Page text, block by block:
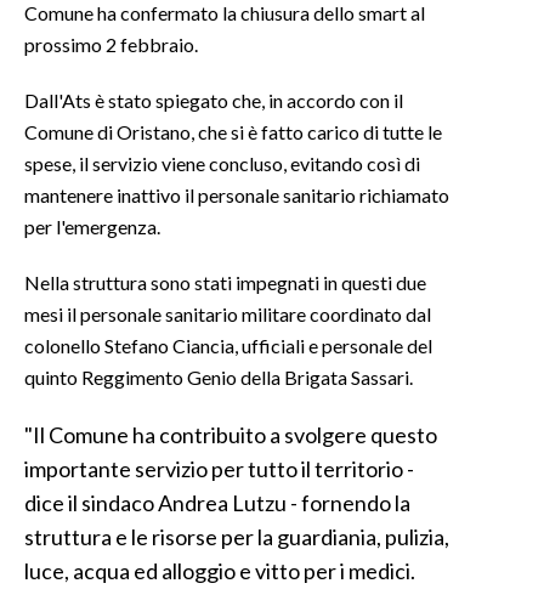
INSULARITÀ
ABBONATI
ANNUNCI
NECROLOGI
PUBBLICITÀ
STORE
Comune ha confermato la chiusura dello smart al
prossimo 2 febbraio.
Dall'Ats è stato spiegato che, in accordo con il
Comune di Oristano, che si è fatto carico di tutte le
spese, il servizio viene concluso, evitando così di
mantenere inattivo il personale sanitario richiamato
per l'emergenza.
Nella struttura sono stati impegnati in questi due
mesi il personale sanitario militare coordinato dal
colonello Stefano Ciancia, ufficiali e personale del
quinto Reggimento Genio della Brigata Sassari.
"Il Comune ha contribuito a svolgere questo
importante servizio per tutto il territorio -
dice il sindaco Andrea Lutzu - fornendo la
struttura e le risorse per la guardiania, pulizia,
luce, acqua ed alloggio e vitto per i medici.